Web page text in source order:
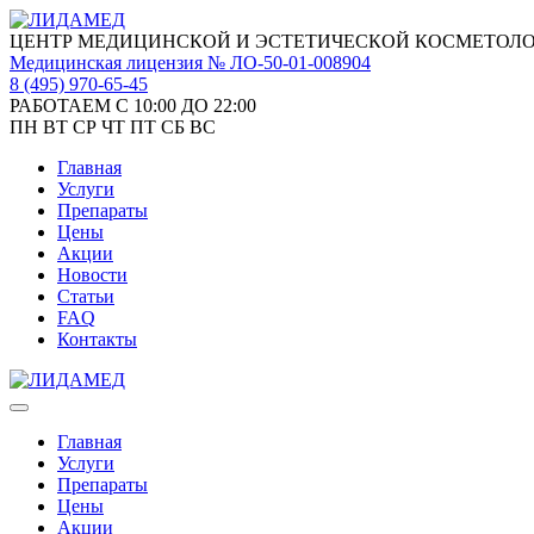
ЦЕНТР МЕДИЦИНСКОЙ И ЭСТЕТИЧЕСКОЙ
Медицинская лицензия № ЛО-50-01-008904
8 (495) 970-65-45
РАБОТАЕМ С 10:00 ДО 22:00
ПН ВТ СР ЧТ ПТ СБ ВС
Главная
Услуги
Препараты
Цены
Акции
Новости
Статьи
FAQ
Контакты
Главная
Услуги
Препараты
Цены
Акции